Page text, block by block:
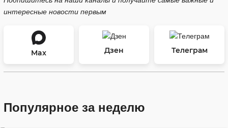
интересные новости первым
Max Дзен Телеграм
Популярное за неделю